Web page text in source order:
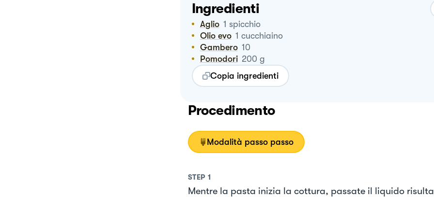
Ingredienti
Aglio 1 spicchio
Olio evo 1 cucchiaino
Gambero 10
Pomodori 200 g
Copia ingredienti
Procedimento
Modalità passo passo
STEP 1
Mentre la pasta inizia la cottura, passate il liquido